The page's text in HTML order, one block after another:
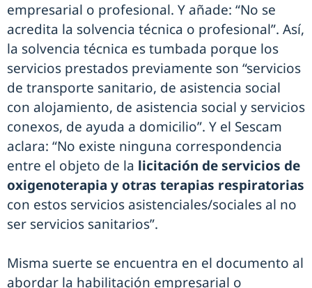
empresarial o profesional. Y añade: “No se
acredita la solvencia técnica o profesional”. Así,
la solvencia técnica es tumbada porque los
servicios prestados previamente son “servicios
de transporte sanitario, de asistencia social
con alojamiento, de asistencia social y servicios
conexos, de ayuda a domicilio”. Y el Sescam
aclara: “No existe ninguna correspondencia
entre el objeto de la licitación de servicios de
oxigenoterapia y otras terapias respiratorias
con estos servicios asistenciales/sociales al no
ser servicios sanitarios”.
Misma suerte se encuentra en el documento al
abordar la habilitación empresarial o